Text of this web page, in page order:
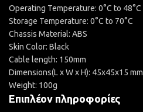
Operating Temperature: 0°C to 48°C
Storage Temperature: 0°C to 70°C
Chassis Material: ABS
Skin Color: Black
Cable length: 150mm
Dimensions(L x W x H): 45x45x15 mm
Weight: 100g
Επιπλέον πληροφορίες